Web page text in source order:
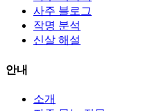
사주 블로그
작명 분석
신살 해설
안내
소개